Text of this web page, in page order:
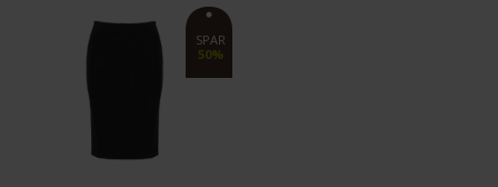
XS L
SPAR
50%